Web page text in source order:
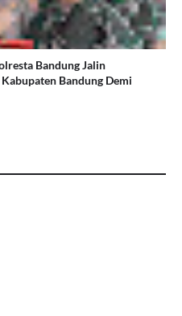
Bandung Jalin
Bandung Demi